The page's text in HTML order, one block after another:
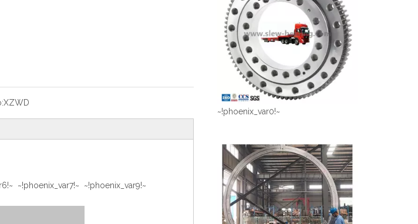
XZWD
~!phoenix_var7!~ ~!phoenix_var9!~
~!phoenix_var0!~